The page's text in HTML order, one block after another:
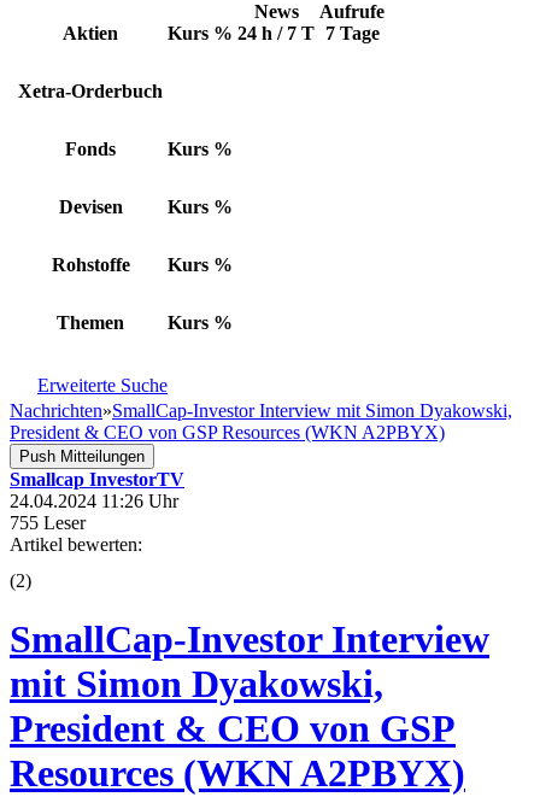
Aktien Kurs %
News
24 h / 7 T
Aufrufe
7 Tage
Xetra-Orderbuch
Fonds Kurs %
Devisen Kurs %
Rohstoffe Kurs %
Themen Kurs %
Erweiterte Suche
Nachrichten»SmallCap-Investor Interview mit Simon Dyakowski,
President & CEO von GSP Resources (WKN A2PBYX)
Push Mitteilungen
Smallcap InvestorTV
24.04.2024 11:26 Uhr
755 Leser
Artikel bewerten:
(2)
SmallCap-Investor Interview
mit Simon Dyakowski,
President & CEO von GSP
Resources (WKN A2PBYX)